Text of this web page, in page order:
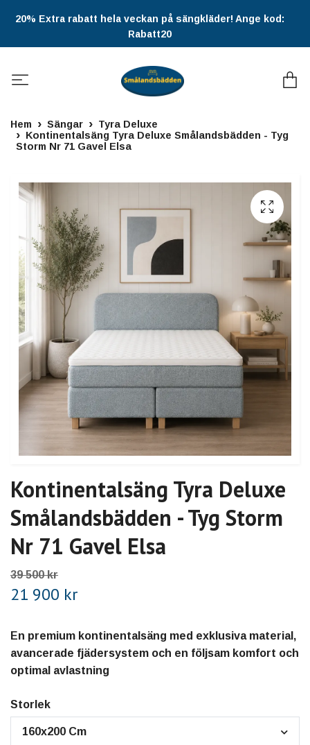
20% Extra rabatt hela veckan på sängkläder! Ange kod:
Rabatt20
Hem Sängar
Tyra Deluxe
Kontinentalsäng Tyra Deluxe Smålandsbädden - Tyg
Storm Nr 71 Gavel Elsa
Kontinentalsäng Tyra Deluxe
Smålandsbädden - Tyg Storm
Nr 71 Gavel Elsa
39 500 kr
21 900 kr
En premium kontinentalsäng med exklusiva material,
avancerade fjädersystem och en följsam komfort och
optimal avlastning
Storlek
160x200 Cm